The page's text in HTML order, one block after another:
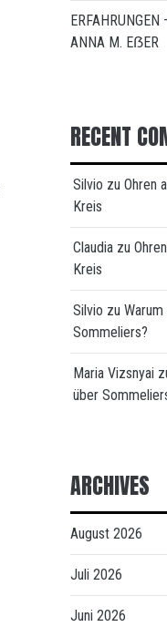
ANNA M. EẞER
RECENT
Silvio zu Ohren
Kreis
Claudia zu
Kreis
Silvio zu
Sommeliers?
Maria Vizsnyai
über
ARCHIVES
August 2026
Juli 2026
Juni 2026